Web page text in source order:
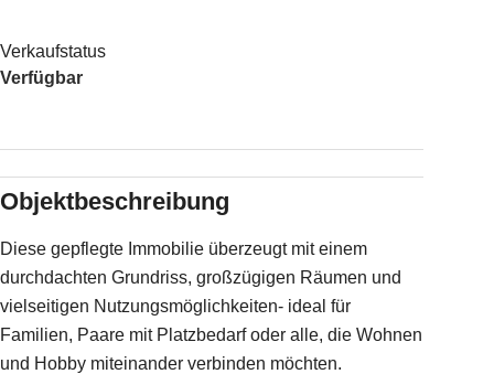
Verkaufstatus
Verfügbar
Objektbeschreibung
Diese gepflegte Immobilie überzeugt mit einem
durchdachten Grundriss, großzügigen Räumen und
vielseitigen Nutzungsmöglichkeiten- ideal für
Familien, Paare mit Platzbedarf oder alle, die Wohnen
und Hobby miteinander verbinden möchten.